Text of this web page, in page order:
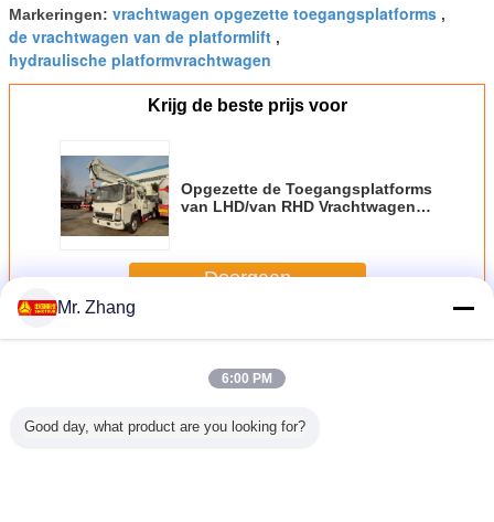
Markeringen: vrachtwagen opgezette toegangsplatforms ,
de vrachtwagen van de platformlift ,
hydraulische platformvrachtwagen
Krijg de beste prijs voor
Opgezette de Toegangsplatforms
van LHD/van RHD Vrachtwagen,
Doorgaan
MeerHoogwerker Truck
Mr. Zhang
6:00 PM
Good day, what product are you looking for?